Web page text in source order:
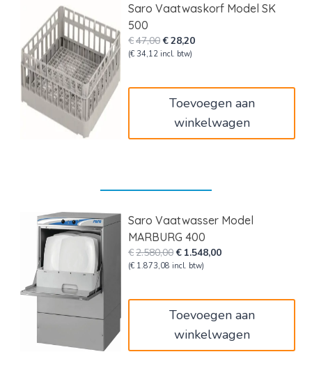
Saro Vaatwaskorf Model SK
500
€47,00Oorspronkelijke
prijs
€47,00.
€28,20Huidige
€28,20.
(€ 34,12 incl. btw)
Toevoegen aan
winkelwagen
Saro Vaatwasser Model
MARBURG 400
€2.580,00Oorspronkelijke
prijs
€2.580,00.
€ 1.548,00Huidige
€1.548,00.
(€ 1.873,08 incl. btw)
Toevoegen aan
winkelwagen